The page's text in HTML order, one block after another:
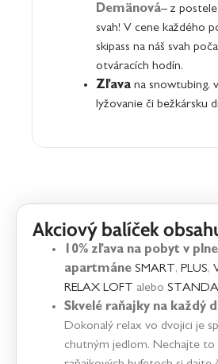
Demänová– z
svah! V cene každého
skipass na náš svah
otváracích hodín.
Zľavana snowtubing,
lyžovanie či bežkársku
Akciový balíček
10% zľava na pobyt v
apartmáne SMART, PLUS,
RELAX LOFT alebo
Skvelé raňajky na každý
Dokonalý relax vo dvojici je
chutným jedlom. Nechajte to